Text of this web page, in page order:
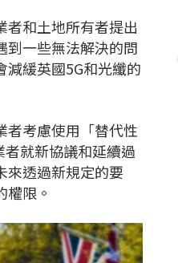
者和土地所有者提出
到一些無法解決的問
緩英國5G和光纖的
者考慮使用「替代性
就新協議和延續過
來透過新規定的要
限。